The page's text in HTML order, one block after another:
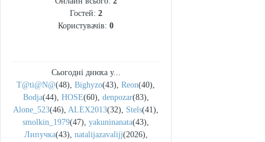
Гостей: 2
Користувачів: 0
Сьогодні днюха у...
T@ti@N@(48), Bighyzo(43), Reon(40),
Bodja(44), HOSE(60), denpozar(83),
Alone_523(46), ALEX2013(32), Stels(41),
smolkin_1979(47), yakuninanata(43),
Липучка(43), natalijazavalijj(2026),